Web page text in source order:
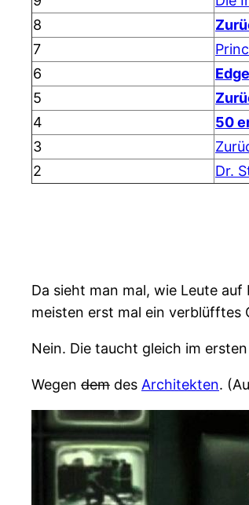
8
7
6
5
4
50
3
2
Dr.
Da sieht man mal, wie Leute
meisten erst mal ein verblüfftes
Nein. Die taucht gleich im ersten
Wegen dem des Architekten.